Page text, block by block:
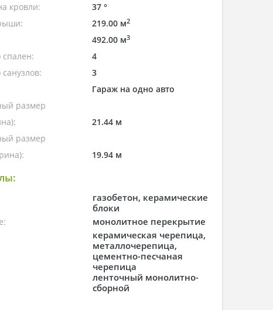
кровли:
37 °
219.00 м2
492.00 м3
спален:
4
3
Гараж на одно авто
размер
21.44 м
размер
19.94 м
газобетон, керамические
блоки
монолитное перекрытие
керамическая черепица,
металлочерепица,
цементно-песчаная
черепица
ленточный монолитно-
сборной